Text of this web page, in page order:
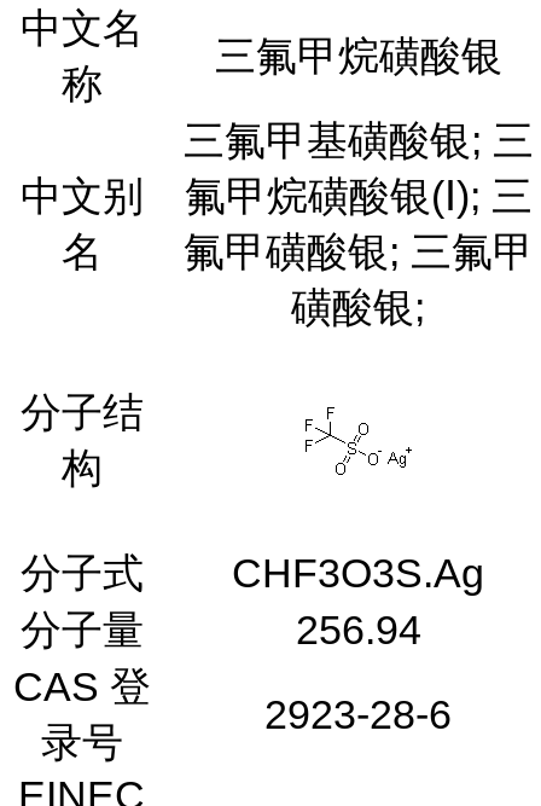
中文名
称
三氟甲烷磺酸银
中文别
名
三氟甲基磺酸银; 三
氟甲烷磺酸银(Ⅰ); 三
氟甲磺酸银; 三氟甲
磺酸银;
分子结
构
分子式
CHF3O3S.Ag
分子量
256.94
CAS 登
录号
2923-28-6
EINEC